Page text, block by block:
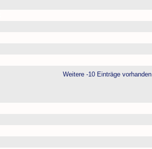
Weitere -10 Einträge vorhanden